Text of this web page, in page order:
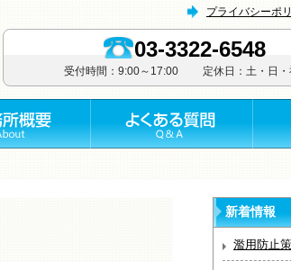
プライバシーポ
03-3322-6548
受付時間：9:00～17:00 定休日：土・日・
新着情報
濫用防止